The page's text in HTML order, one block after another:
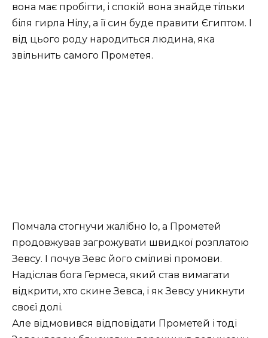
вона має пробігти, і спокій вона знайде тільки
біля гирла Нілу, а її син буде правити Єгиптом. І
від цього роду народиться людина, яка
звільнить самого Прометея.
Помчала стогнучи жалібно Іо, а Прометей
продовжував загрожувати швидкої розплатою
Зевсу. І почув Зевс його сміливі промови.
Надіслав бога Гермеса, який став вимагати
відкрити, хто скине Зевса, і як Зевсу уникнути
своєї долі.
Але відмовився відповідати Прометей і тоді